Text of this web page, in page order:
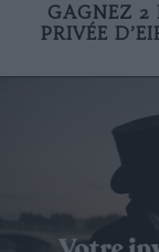
GAGNEZ 2
PRIVÉE